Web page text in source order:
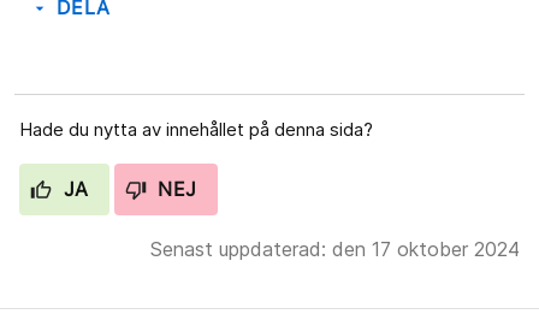
arrow_drop_down DELA
Hade du nytta av innehållet på denna sida?
JA NEJ
Senast uppdaterad: den 17 oktober 2024